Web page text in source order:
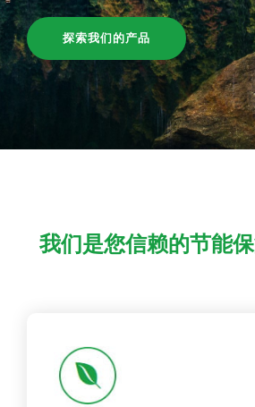
探索我们的产品
我们是您信赖的节能